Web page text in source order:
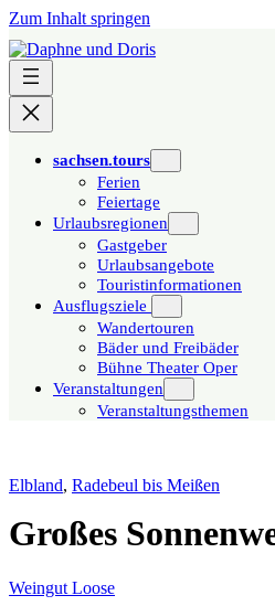
Zum Inhalt springen
sachsen.tours
Ferien
Feiertage
Urlaubsregionen
Gastgeber
Urlaubsangebote
Touristinformationen
Ausflugsziele
Wandertouren
Bäder und Freibäder
Bühne Theater Oper
Veranstaltungen
Veranstaltungsthemen
Elbland, Radebeul bis Meißen
Großes
Weingut Loose